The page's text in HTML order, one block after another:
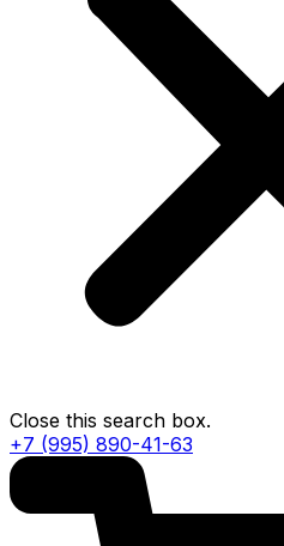
Close this search box.
+7 (995) 890-41-63